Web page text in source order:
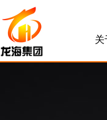
关